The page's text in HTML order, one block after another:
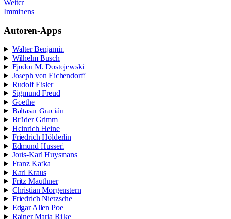
Weiter
Imminens
Autoren-Apps
Walter Benjamin
Wilhelm Busch
Fjodor M. Dostojewski
Joseph von Eichendorff
Rudolf Eisler
Sigmund Freud
Goethe
Baltasar Gracián
Brüder Grimm
Heinrich Heine
Friedrich Hölderlin
Edmund Husserl
Joris-Karl Huysmans
Franz Kafka
Karl Kraus
Fritz Mauthner
Christian Morgenstern
Friedrich Nietzsche
Edgar Allen Poe
Rainer Maria Rilke